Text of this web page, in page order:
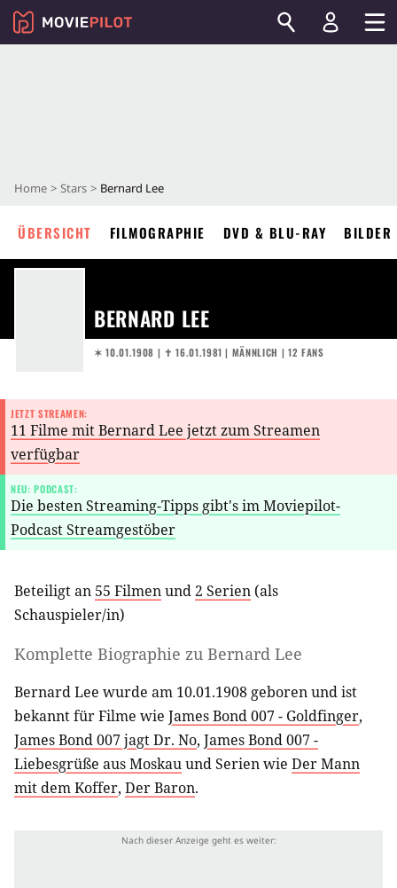
Home Stars Bernard Lee
ÜBERSICHT FILMOGRAPHIE DVD & BLU-RAY BILDER
BERNARD LEE
✶ 10.01.1908 | ✝︎ 16.01.1981 | MÄNNLICH | 12 FANS
JETZT STREAMEN:
11 Filme mit Bernard Lee jetzt zum Streamen
verfügbar
NEU: PODCAST:
Die besten Streaming-Tipps gibt's im Moviepilot-
Podcast Streamgestöber
Beteiligt an 55 Filmenund2 Serien (als
Schauspieler/in)
Komplette Biographie zu Bernard Lee
Bernard Lee wurde am 10.01.1908 geboren und ist
bekannt für Filme wie James Bond 007 - Goldfinger,
James Bond 007 jagt Dr. No, James Bond 007 -
Liebesgrüße aus Moskauund Serien wie Der Mann
mit dem Koffer, Der Baron.